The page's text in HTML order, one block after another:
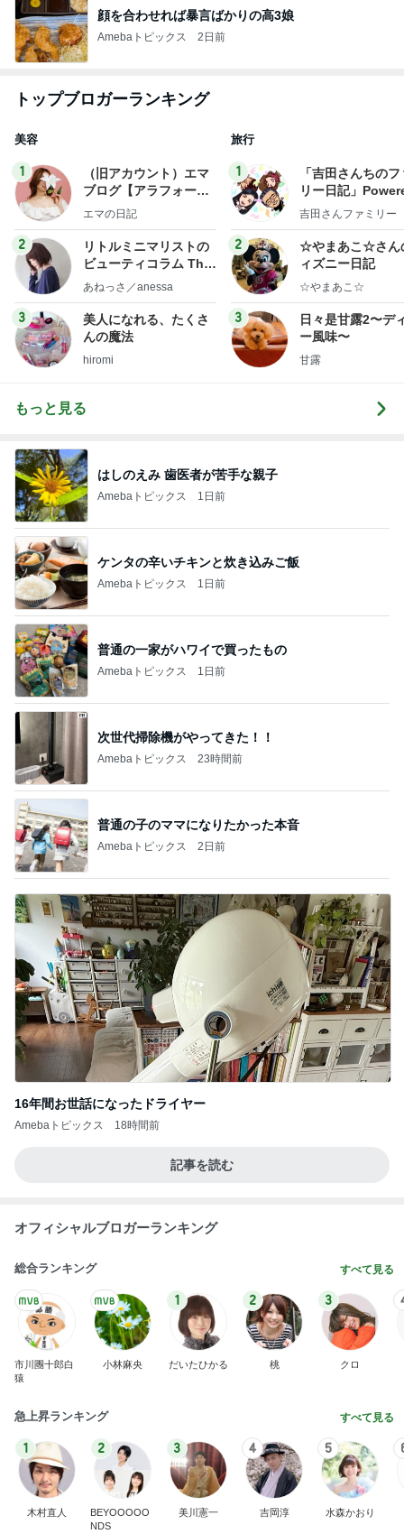
顔を合わせれば暴言ばかりの高3娘
Amebaトピックス 2日前
トップブロガーランキング
美容
1
（旧アカウント）エマ
ブログ【アラフォー会
社売却セカンドライ
エマの日記
2
リトルミニマリストの
ビューティコラム The
little minimalist's bea
あねっさ／anessa
3
美人になれる、たくさ
んの魔法
hiromi
旅行
1
「吉田さんちの
リー日記」
y Ameba 吉田さ
ログ
吉田さんファミリー
2
☆やまあこ☆さん
ィズニー日記
☆やまあこ☆
3
日々是甘露2〜デ
ー風味〜
甘露
もっと見る
はしのえみ 歯医者が苦手な親子
Amebaトピックス 1日前
ケンタの辛いチキンと炊き込みご飯
Amebaトピックス 1日前
普通の一家がハワイで買ったもの
Amebaトピックス 1日前
次世代掃除機がやってきた！！
Amebaトピックス 23時間前
普通の子のママになりたかった本音
Amebaトピックス 2日前
16年間お世話になったドライヤー
Amebaトピックス 18時間前
記事を読む
オフィシャルブロガーランキング
総合ランキング すべて見る
市川團十郎白
猿
小林麻央
1
だいたひかる
2
桃
3
クロ
急上昇ランキング すべて見る
1
木村直人
2
BEYOOOOO
NDS
3
美川憲一
4
吉岡淳
5
水森かおり